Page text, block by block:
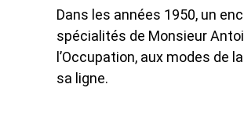
Dans les années 1950, un
spécialités de Monsieur
l’Occupation, aux modes de
sa ligne.